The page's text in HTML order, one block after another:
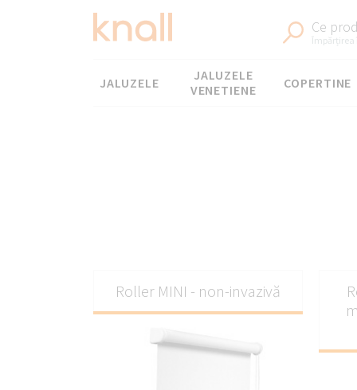
Ce
Meniul
JALUZELE
JALUZELE
VENETIENE
COPERTINE
Roller MINI - non-invazivă